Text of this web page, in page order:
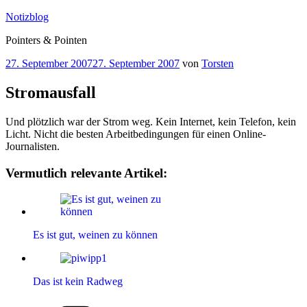
Zum
springen
Notizblog
Pointers & Pointen
Veröffentlicht
27. September 200727. September 2007 von Torsten
Stromausfall
Und plötzlich war der Strom weg. Kein Internet, kein Telefon, kein
Licht. Nicht die besten Arbeitbedingungen für einen Online-
Journalisten.
Vermutlich relevante Artikel:
Es ist gut, weinen zu können
Das ist kein Radweg